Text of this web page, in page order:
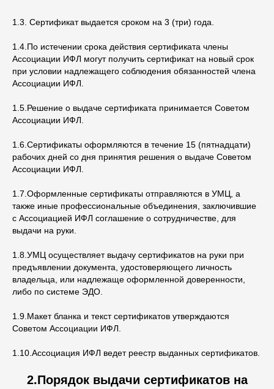
1.3. Сертификат выдается сроком на 3 (три) года.
1.4.По истечении срока действия сертификата члены
Ассоциации ИФЛ могут получить сертификат на новый срок
при условии надлежащего соблюдения обязанностей члена
Ассоциации ИФЛ.
1.5.Решение о выдаче сертификата принимается Советом
Ассоциации ИФЛ.
1.6.Сертификаты оформляются в течение 15 (пятнадцати)
рабочих дней со дня принятия решения о выдаче Советом
Ассоциации ИФЛ.
1.7.Оформленные сертификаты отправляются в УМЦ, а
также иные профессиональные объединения, заключившие
с Ассоциацией ИФЛ соглашение о сотрудничестве, для
выдачи на руки.
1.8.УМЦ осуществляет выдачу сертификатов на руки при
предъявлении документа, удостоверяющего личность
владельца, или надлежаще оформленной доверенности,
либо по системе ЭДО.
1.9.Макет бланка и текст сертификатов утверждаются
Советом Ассоциации ИФЛ.
1.10.Ассоциация ИФЛ ведет реестр выданных сертификатов.
2.Порядок выдачи сертификатов на